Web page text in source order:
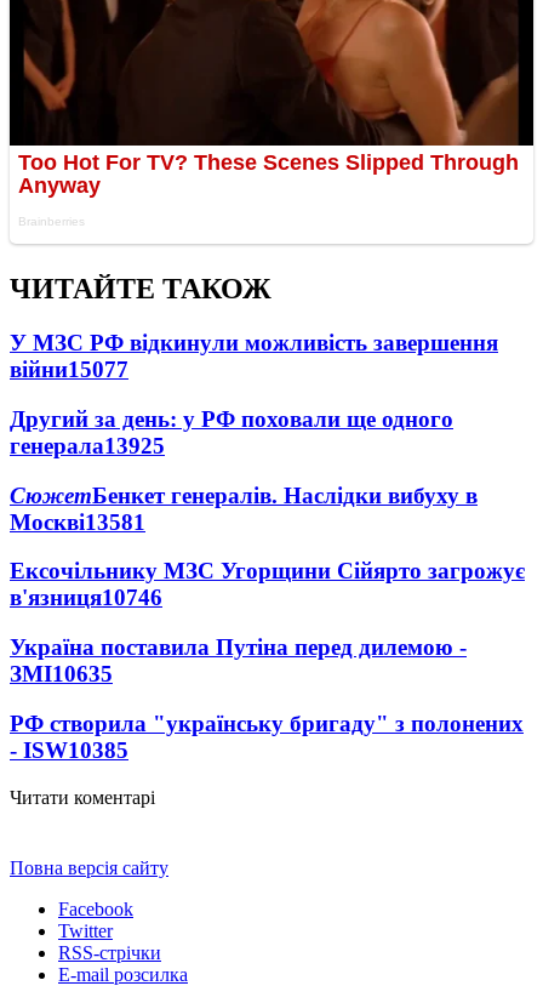
ЧИТАЙТЕ ТАКОЖ
У МЗС РФ відкинули можливість завершення
війни15077
Другий за день: у РФ поховали ще одного
генерала13925
СюжетБенкет генералів. Наслідки вибуху в
Москві13581
Ексочільнику МЗС Угорщини Сійярто загрожує
в'язниця10746
Україна поставила Путіна перед дилемою -
ЗМІ10635
РФ створила "українську бригаду" з полонених
- ISW10385
Читати коментарі
Повна версія сайту
Facebook
Twitter
RSS-стрічки
E-mail розсилка